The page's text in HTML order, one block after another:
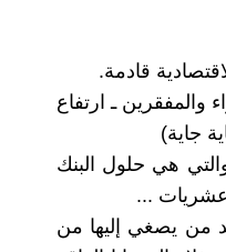
قادمة.
والمفقرين ـ ارتفاع
جاية)
هي حلول البنك
من يصغي إليها من